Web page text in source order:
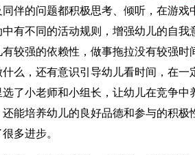
伴的问题都积极思考、倾听，在游
中有不同的活动规则，增强幼儿的自
较强的依赖性，做事拖拉没有较强
么，还有意识引导幼儿看时间，在
了小老师和小组长，让幼儿在竞争
能培养幼儿的良好品德和参与的积
多进步。